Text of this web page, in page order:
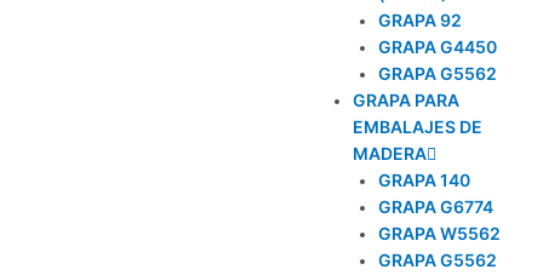
GRAPA 92
GRAPA G4450
GRAPA G5562
GRAPA PARA
EMBALAJES DE
MADERA
GRAPA 140
GRAPA G6774
GRAPA W5562
GRAPA G5562